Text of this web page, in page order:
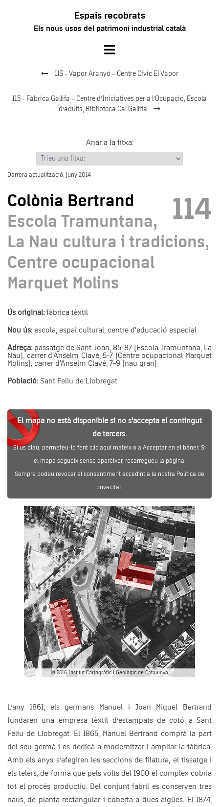
Espais recobrats
Els nous usos del patrimoni industrial català
Toggle
113 - Vapor Aranyó – Centre Cívic El Vapor
115 - Fàbrica Gallifa – Centre d’Iniciatives per a l’Ocupació, Escola
d’adults, Biblioteca Cal Gallifa
Anar a la fitxa:
Darrera actualització: juny 2014
114
Colònia Bertrand
Escola Tramuntana,
La Nau cultura i tradicions,
Centre ocupacional
Marquet Molins
Ús original: fàbrica tèxtil
Nou ús: escola, espai cultural, centre d'educació especial
Adreça: passatge de Sant Joan, 85-87 (Escola Tramuntana, La
Nau), carrer d'Anselm Clavé, 5-7 (Centre ocupacional Marquet
Molins), carrer d'Anselm Clavé, 7-9 (nau gran)
Població: Sant Feliu de Llobregat
El mapa no està disponible si no s'accepta el contingut
de tercers.
Si us plau, permeteu-lo fent clic aquí mateix o a Acceptar en el bàner. Si
el mapa segueix sense aparèixer, recarregueu la pàgina.
Sempre podeu revocar el consentiment accedint a la nostra Política de
privacitat.
© 2016 Institut Cartogràfic i Geològic de Catalunya
L’any 1861, els germans Manuel i Joan Miquel Bertrand
fundaren una empresa tèxtil d’estampats de cotó a Sant
Feliu de Llobregat. El 1865, Manuel Bertrand comprà la part
del seu germà i es dedicà a modernitzar i ampliar la fàbrica.
Amb els anys s’afegiren les seccions de filatura, el tissatge i
els telers, de forma que pels volts del 1900 el complex cobria
tot el procés productiu. Del conjunt fabril es conserven tres
naus, de planta rectangular i coberta a dues aigües. El 1874,